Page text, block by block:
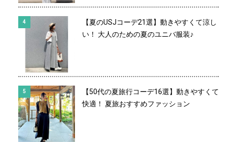
【夏のUSJコーデ21選】動きやすくて涼し
い！ 大人のための夏のユニバ服装♪
【50代の夏旅行コーデ16選】動きやすくて
快適！ 夏旅おすすめファッション